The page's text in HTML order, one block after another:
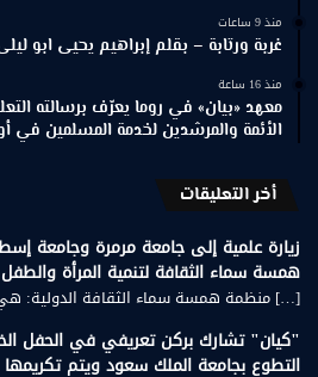
منذ 9 ساعات
غربة ورتابة – بقلم إبراهيم يحيى ابو
منذ 16 ساعة
معهد «بيان» في روما يعرّف برسالته
الأئمة والمرشدين لخدمة المسلمين في
أخر التعليقات
همسة سماء الثقافة لتنمية المرأة والطفل
[…] منظمة همسة سماء الثقافة الدولية:
"كيان" تشارك بركن تعريفي في الحفل
التطوع بجامعة الملك سعود ويتم